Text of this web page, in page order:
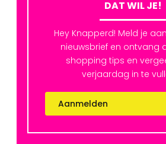
DAT WIL JE!
Hey Knapperd! Meld je
nieuwsbrief en ontvang
shopping tips en
verjaardag in te
Aanmelden